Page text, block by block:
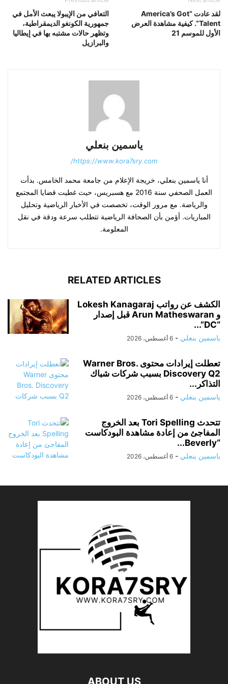
التعافي من الإيبولا يبعث الأمل في
جمهورية الكونغو الديمقراطية،
وتظهر حالات مشتبه بها في إيطاليا
والبرازيل
لقد عادت “America’s Got
Talent”. كيفية مشاهدة العرض
الأول للموسم 21
ياسمين بنعلي
https://www.kora7sry.com/
أنا ياسمين بنعلي، خريجة الإعلام من جامعة محمد الخامس. بدأت
العمل الصحفي سنة 2016 مع هسبريس، حيث غطيت قضايا المجتمع
والرياضة. مع مرور الوقت، تخصصت في الأخبار الرياضية وتحليل
المباريات. أؤمن بأن الصحافة الرياضية تتطلب سرعة ودقة في نقل
المعلومة.
RELATED ARTICLES
الكشف عن رواتب Lokesh Kanagaraj
و Arun Matheswaran قبل إصدار
“DC”...
ياسمين بنعلي - 6 أغسطس، 2026
تعطلت إيرادات محتوى Warner Bros.
Discovery Q2 بسبب شركات شباك
التذاكر...
ياسمين بنعلي - 6 أغسطس، 2026
تتحدث Tori Spelling بعد الخروج
المفاجئ من إعادة مشاهدة البودكاست
“Beverly...
ياسمين بنعلي - 6 أغسطس، 2026